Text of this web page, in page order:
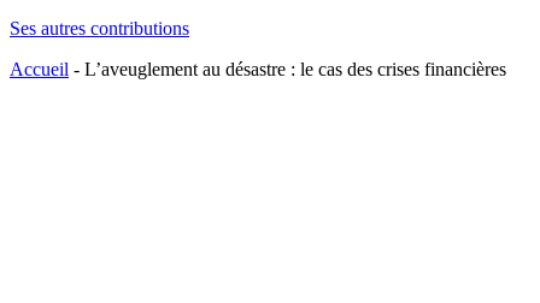
Ses autres contributions
Accueil - L’aveuglement au désastre : le cas des crises financières